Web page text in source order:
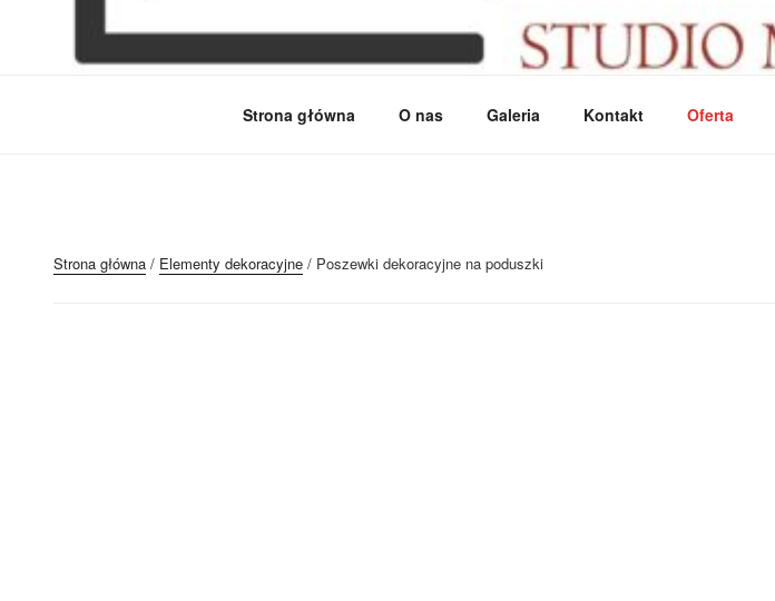
MEBLE BRODOWSKI
Meble kuchenne specjalnie dla Ciebie!
Strona główna O nas Galeria Kontakt Oferta
Strona główna / Elementy dekoracyjne / Poszewki dekoracyjne na poduszki